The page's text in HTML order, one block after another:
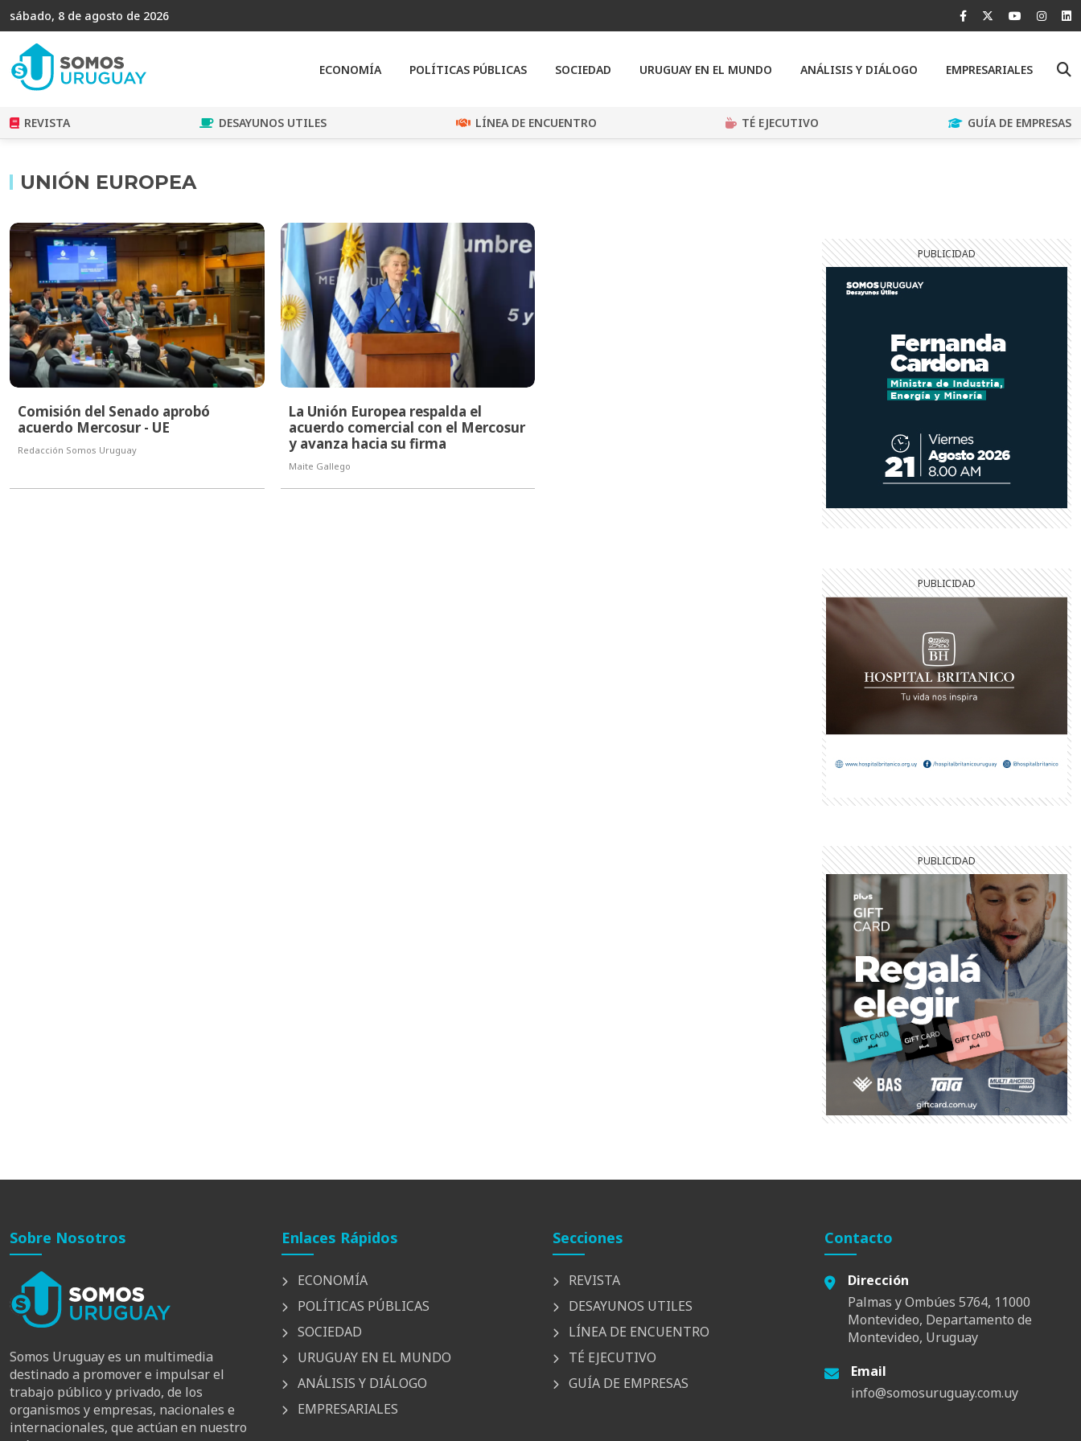
sábado, 8 de agosto de 2026
ECONOMÍA POLÍTICAS PÚBLICAS SOCIEDAD URUGUAY EN EL MUNDO ANÁLISIS Y DIÁLOGO EMPRESARIALES
REVISTA DESAYUNOS UTILES LÍNEA DE ENCUENTRO TÉ EJECUTIVO GUÍA DE EMPRESAS
UNIÓN EUROPEA
Comisión del Senado aprobó
acuerdo Mercosur - UE
Redacción Somos Uruguay
La Unión Europea respalda el
acuerdo comercial con el Mercosur
y avanza hacia su firma
Maite Gallego
Sobre Nosotros
Somos Uruguay es un multimedia
destinado a promover e impulsar el
trabajo público y privado, de los
organismos y empresas, nacionales e
internacionales, que actúan en nuestro
Enlaces Rápidos
ECONOMÍA
POLÍTICAS PÚBLICAS
SOCIEDAD
URUGUAY EN EL MUNDO
ANÁLISIS Y DIÁLOGO
EMPRESARIALES
Secciones
REVISTA
DESAYUNOS UTILES
LÍNEA DE ENCUENTRO
TÉ EJECUTIVO
GUÍA DE EMPRESAS
Contacto
Dirección
Palmas y Ombúes 5764, 11000
Montevideo, Departamento de
Montevideo, Uruguay
Email
info@somosuruguay.com.uy